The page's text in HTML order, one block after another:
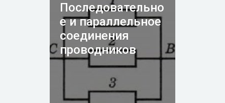
Последовательно
е и параллельное
соединения
проводников